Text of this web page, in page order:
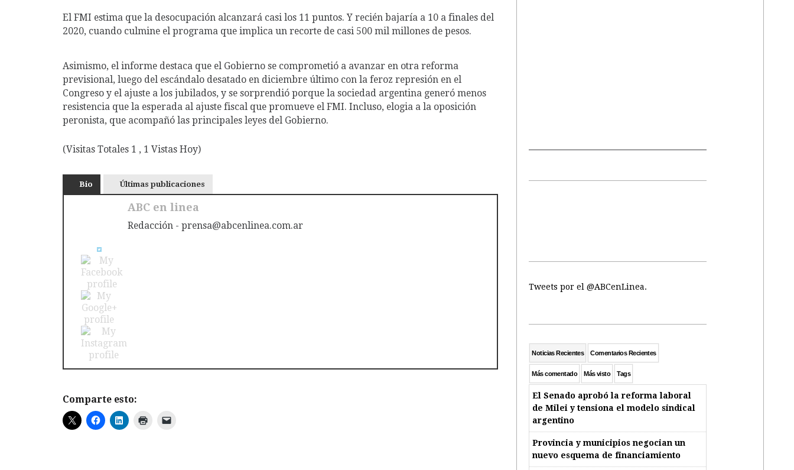
El FMI estima que la desocupación alcanzará casi los 11 puntos. Y recién bajaría a 10 a finales del
2020, cuando culmine el programa que implica un recorte de casi 500 mil millones de pesos.
Asimismo, el informe destaca que el Gobierno se comprometió a avanzar en otra reforma
previsional, luego del escándalo desatado en diciembre último con la feroz represión en el
Congreso y el ajuste a los jubilados, y se sorprendió porque la sociedad argentina generó menos
resistencia que la esperada al ajuste fiscal que promueve el FMI. Incluso, elogia a la oposición
peronista, que acompañó las principales leyes del Gobierno.
(Visitas Totales 1 , 1 Vistas Hoy)
Bio Últimas publicaciones
ABC en linea
Redacción - prensa@abcenlinea.com.ar
Comparte esto:
Tweets por el @ABCenLinea.
Noticias Recientes Comentarios Recientes
Más comentado Más visto Tags
El Senado aprobó la reforma laboral
de Milei y tensiona el modelo sindical
argentino
Provincia y municipios negocian un
nuevo esquema de financiamiento